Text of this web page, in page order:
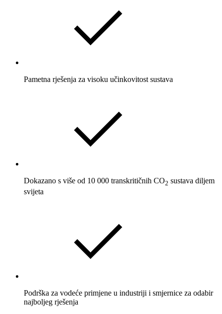
Pametna rješenja za visoku učinkovitost sustava
Dokazano s više od 10 000 transkritičnih CO2 sustava diljem
svijeta
Podrška za vodeće primjene u industriji i smjernice za odabir
najboljeg rješenja